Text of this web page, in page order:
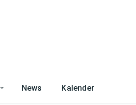
News Kalender